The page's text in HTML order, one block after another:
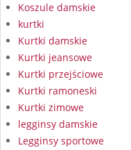
Koszule damskie
kurtki
Kurtki damskie
Kurtki jeansowe
Kurtki przejściowe
Kurtki ramoneski
Kurtki zimowe
legginsy damskie
Legginsy sportowe